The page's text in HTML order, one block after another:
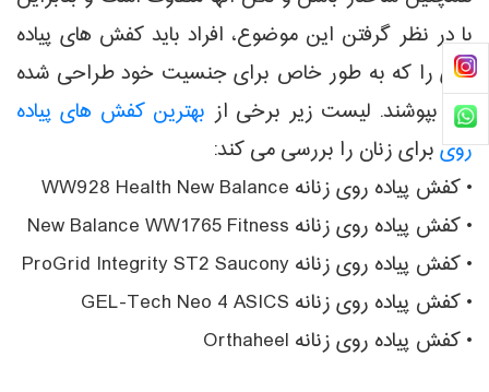
با در نظر گرفتن این موضوع، افراد باید کفش های پیاده
روی را که به طور خاص برای جنسیت خود طراحی شده
اند، بپوشند. لیست زیر برخی از بهترین کفش های پیاده
رویبرای زنان را بررسی می کند:
• کفش پیاده روی زنانه WW928 Health New Balance
• کفش پیاده روی زنانه New Balance WW1765 Fitness
• کفش پیاده روی زنانه ProGrid Integrity ST2 Saucony
• کفش پیاده روی زنانه GEL-Tech Neo 4 ASICS
• کفش پیاده روی زنانه Orthaheel